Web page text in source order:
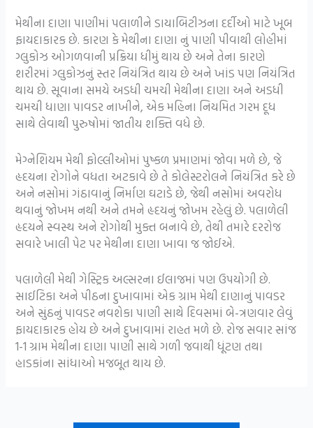
મેથીના દાણા પાણીમાં પલાળીને ડાયાબિટીઝના દર્દીઓ માટે ખૂબ
ફાયદાકારક છે. કારણ કે મેથીના દાણા નું પાણી પીવાથી લોહીમાં
ગ્લુકોઝ ઓગળવાની પ્રક્રિયા ધીમું થાય છે અને તેના કારણે
શરીરમાં ગ્લુકોઝનું સ્તર નિયંત્રિત થાય છે અને ખાંડ પણ નિયંત્રિત
થાય છે. સૂવાના સમયે અડધી ચમચી મેથીના દાણા અને અડધી
ચમચી ધાણા પાવડર નાખીને, એક મહિના નિયમિત ગરમ દૂધ
સાથે લેવાથી પુરુષોમાં જાતીય શક્તિ વધે છે.
મેગ્નેશિયમ મેથી ફોલ્લીઓમાં પુષ્કળ પ્રમાણમાં જોવા મળે છે, જે
હૃદયના રોગોને વધતા અટકાવે છે તે કોલેસ્ટરોલને નિયંત્રિત કરે છે
અને નસોમાં ગંઠાવાનું નિર્માણ ઘટાડે છે, જેથી નસોમાં અવરોધ
થવાનું જોખમ નથી અને તમને હૃદયનું જોખમ રહેલું છે. પલાળેલી
હૃદયને સ્વસ્થ અને રોગોથી મુક્ત બનાવે છે, તેથી તમારે દરરોજ
સવારે ખાલી પેટ પર મેથીના દાણા ખાવા જ જોઈએ.
પલાળેલી મેથી ગેસ્ટ્રિક અલ્સરના ઈલાજમાં પણ ઉપયોગી છે.
સાઈટિકા અને પીઠના દુખાવામાં એક ગ્રામ મેથી દાણાનું પાવડર
અને સુંઠનું પાવડર નવશેકા પાણી સાથે દિવસમાં બે-ત્રણવાર લેવું
ફાયદાકારક હોય છે અને દુખાવામાં રાહત મળે છે. રોજ સવાર સાંજ
1-1 ગ્રામ મેથીના દાણા પાણી સાથે ગળી જવાથી ધૂંટણ તથા
હાડકાંના સાંધાઓ મજબૂત થાય છે.